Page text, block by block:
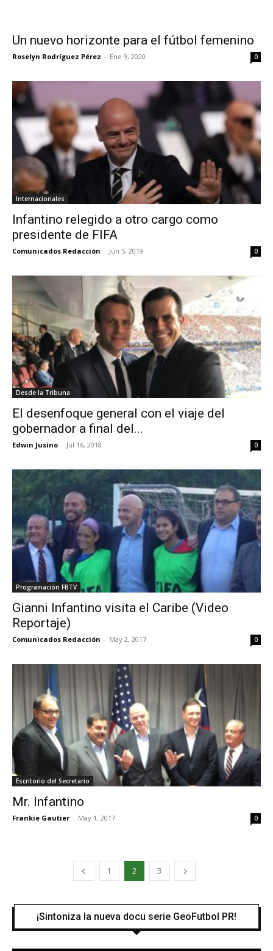
Un nuevo horizonte para el fútbol femenino
Roselyn Rodríguez Pérez - Ene 9, 2020 0
Internacionales
Infantino relegido a otro cargo como
presidente de FIFA
Comunicados Redacción - Jun 5, 2019 0
Desde la Tribuna
El desenfoque general con el viaje del
gobernador a final del...
Edwin Jusino - Jul 16, 2018 0
Programación FBTV
Gianni Infantino visita el Caribe (Video
Reportaje)
Comunicados Redacción - May 2, 2017 0
Escritorio del Secretario
Mr. Infantino
Frankie Gautier - May 1, 2017 0
1 2 3
¡Sintoniza la nueva docu serie GeoFutbol PR!